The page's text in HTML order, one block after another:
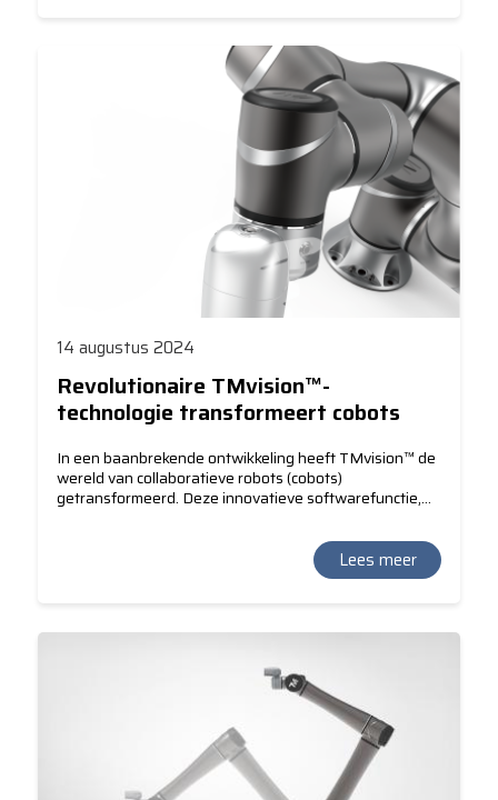
14 augustus 2024
Revolutionaire TMvision™-
technologie transformeert cobots
In een baanbrekende ontwikkeling heeft TMvision™ de
wereld van collaboratieve robots (cobots)
getransformeerd. Deze innovatieve softwarefunctie,
patronen te herkennen, objecten te lokaliseren,
barcodes te lezen en kleuren te identificeren. Dankzij
deze geavanceerde mogelijkheden kunnen cobots nu
Lees meer